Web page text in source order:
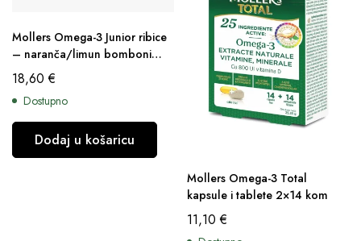
Mollers Omega-3 Junior ribice
– naranča/limun bomboni
36kom
18,60€
Dostupno
Dodaj u košaricu
Mollers Omega-3 Total
kapsule i tablete 2×14 kom
11,10€